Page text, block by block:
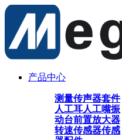
产品中心
测量传声器套件
人工耳人工嘴振
动台前置放大器
转速传感器传感